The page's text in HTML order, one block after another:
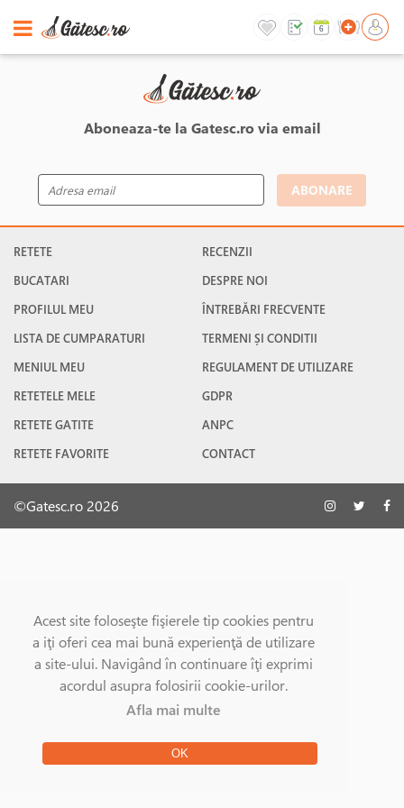
Acest site foloseşte fişierele tip cookies pentru
a iţi oferi cea mai bună experienţă de utilizare
a site-ului. Navigând în continuare îţi exprimi
acordul asupra folosirii cookie-urilor.
Afla mai multe
OK
Aboneaza-te la Gatesc.ro via email
ABONARE
RETETE
BUCATARI
PROFILUL MEU
LISTA DE CUMPARATURI
MENIUL MEU
RETETELE MELE
RETETE GATITE
RETETE FAVORITE
RECENZII
DESPRE NOI
ÎNTREBĂRI FRECVENTE
TERMENI ȘI CONDITII
REGULAMENT DE UTILIZARE
GDPR
ANPC
CONTACT
©Gatesc.ro 2026